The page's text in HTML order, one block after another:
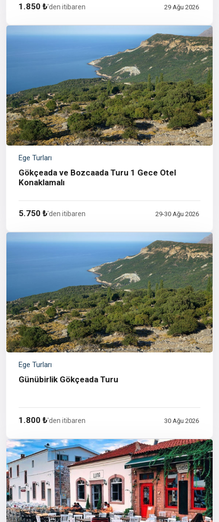
1.850 ₺'den itibaren 29 Ağu 2026
Ege Turları
Gökçeada ve Bozcaada Turu 1 Gece Otel
Konaklamalı
5.750 ₺'den itibaren 29-30 Ağu 2026
Ege Turları
Günübirlik Gökçeada Turu
1.800 ₺'den itibaren 30 Ağu 2026